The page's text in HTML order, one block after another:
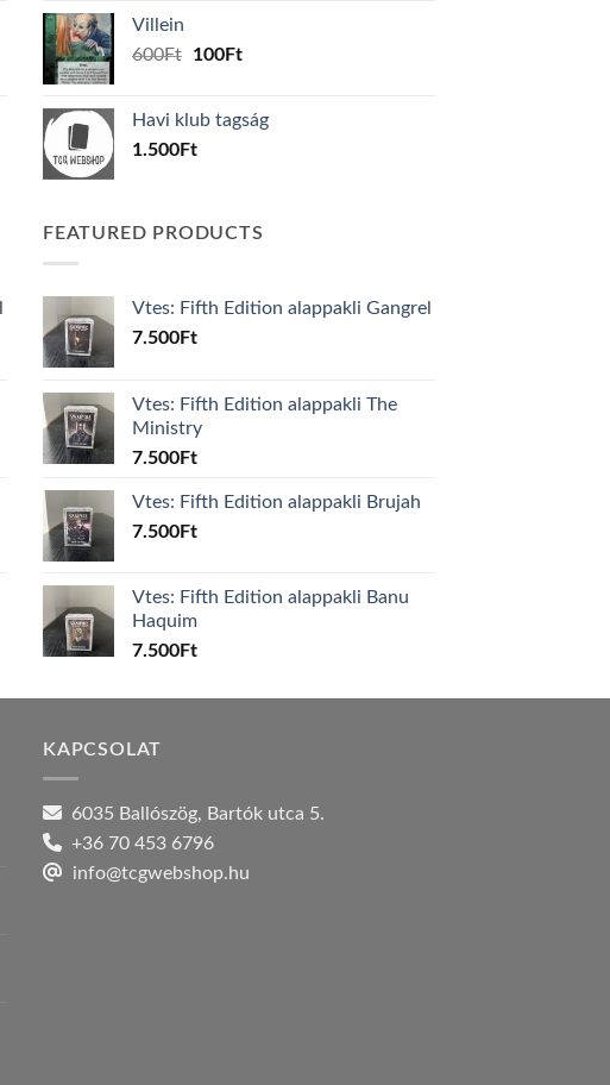
Villein
600Ft
Original
600Ft.
100FtCurrent
100Ft.
Havi klub tagság
1.500Ft
FEATURED PRODUCTS
Vtes: Fifth Edition alappakli Gangrel
7.500Ft
Vtes: Fifth Edition alappakli The
Ministry
7.500Ft
Vtes: Fifth Edition alappakli Brujah
7.500Ft
Vtes: Fifth Edition alappakli Banu
Haquim
7.500Ft
KAPCSOLAT
6035 Ballószög, Bartók utca 5.
+36 70 453 6796
info@tcgwebshop.hu